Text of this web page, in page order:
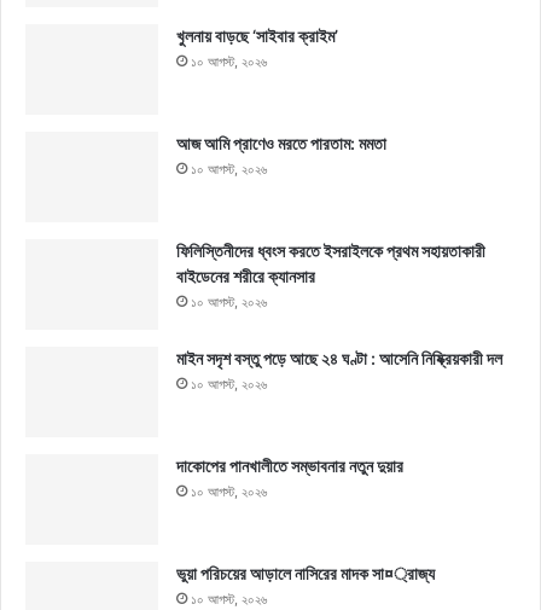
খুলনায় বাড়ছে ‘সাইবার ক্রাইম’
১০ আগস্ট, ২০২৬
আজ আমি প্রাণেও মরতে পারতাম: মমতা
১০ আগস্ট, ২০২৬
ফিলিস্তিনীদের ধ্বংস করতে ইসরাইলকে প্রথম সহায়তাকারী
বাইডেনের শরীরে ক্যানসার
১০ আগস্ট, ২০২৬
মাইন সদৃশ বস্তু পড়ে আছে ২৪ ঘণ্টা : আসেনি নিষ্ক্রিয়কারী দল
১০ আগস্ট, ২০২৬
দাকোপের পানখালীতে সম্ভাবনার নতুন দুয়ার
১০ আগস্ট, ২০২৬
ভুয়া পরিচয়ের আড়ালে নাসিরের মাদক সা¤্রাজ্য
১০ আগস্ট, ২০২৬